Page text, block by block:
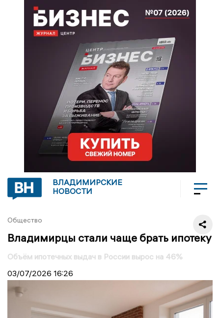
ВЛАДИМИРСКИЕ
НОВОСТИ
Общество
Владимирцы стали чаще брать ипотеку
Объём ипотечных выдач в России вырос на 46%
03/07/2026 16:26